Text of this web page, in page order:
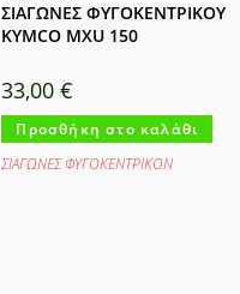
ΣΙΑΓΩΝΕΣ ΦΥΓΟΚΕΝΤΡΙΚΟΥ
KYMCO MXU 150
33,00€
Προσθήκη στο καλάθι
ΣΙΑΓΩΝΕΣ ΦΥΓΟΚΕΝΤΡΙΚΟΝ